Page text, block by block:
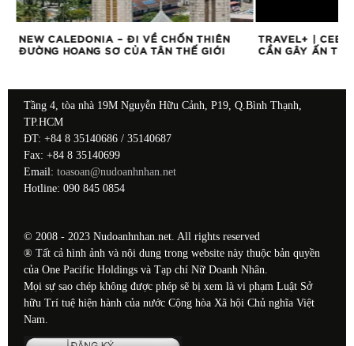
NEW CALEDONIA – ĐI VỀ CHỐN THIÊN
ĐƯỜNG HOANG SƠ CỦA TÂN THẾ GIỚI
TRAVEL+ |
CẦN GÂY ẤN
Tầng 4, tòa nhà 19M Nguyễn Hữu Cảnh, P19, Q.Bình Thạnh,
TP.HCM
ĐT: +84 8 35140686 / 35140687
Fax: +84 8 35140699
Email: toasoan@nudoanhnhan.net
Hotline: 090 845 0854
© 2008 - 2023 Nudoanhnhan.net. All rights reserved
® Tất cả hình ảnh và nội dung trong website này thuộc bản quyền
của One Pacific Holdings và Tạp chí Nữ Doanh Nhân.
Mọi sự sao chép không được phép sẽ bị xem là vi phạm Luật Sở
hữu Trí tuệ hiện hành của nước Cộng hòa Xã hội Chủ nghĩa Việt
Nam.